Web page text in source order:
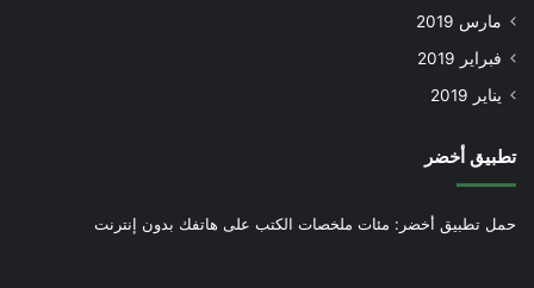
مارس 2019
فبراير 2019
يناير 2019
تطبيق أخضر
حمل تطبيق أخضر: مئات ملخصات الكتب على هاتفك بدون إنترنت